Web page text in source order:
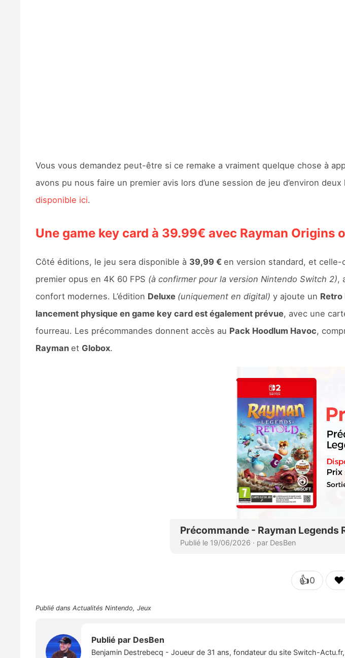
Vous vous demandez peut-être si ce remake a vraiment quelque chose à
avons pu nous faire un premier avis lors d’une session de jeu d’environ
disponible ici.
Une game key card à 39.99€ avec Rayman Origins
Côté éditions, le jeu sera disponible à 39,99 € en version standard, et celle-
premier opus en 4K 60 FPS (à confirmer pour la version Nintendo Switch 2),
confort modernes. L’édition Deluxe (uniquement en digital) y ajoute un Retro
lancement physique en game key card est également prévue, avec une
fourreau. Les précommandes donnent accès au Pack Hoodlum Havoc,
Rayman et Globox.
👍0 ❤️
Publié dans Actualités Nintendo, Jeux
Publié par DesBen
Benjamin Destrebecq - Joueur de 31 ans, fondateur du site Switch-